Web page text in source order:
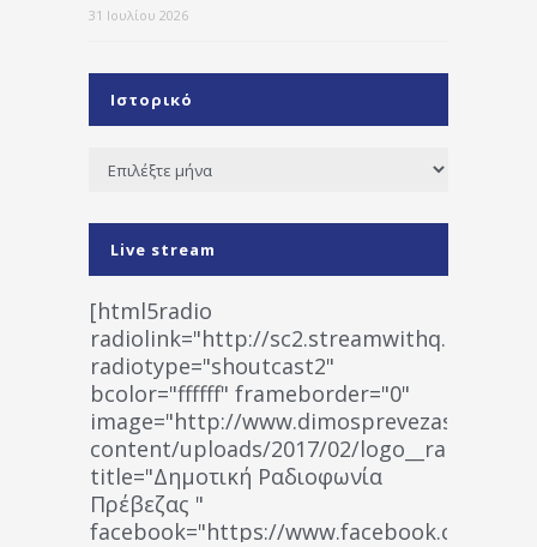
31 Ιουλίου 2026
Ιστορικό
Ιστορικό
Live stream
[html5radio
radiolink="http://
radiotype="shoutcast2"
bcolor="ffffff" frameborder="0"
image="http://www.dimosprevezas.gr/wp-
content/uploads/2017/02/
title="Δημοτική Ραδιοφωνία
Πρέβεζας "
facebook="https://www.facebook.com/